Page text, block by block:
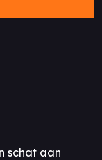
schat aan